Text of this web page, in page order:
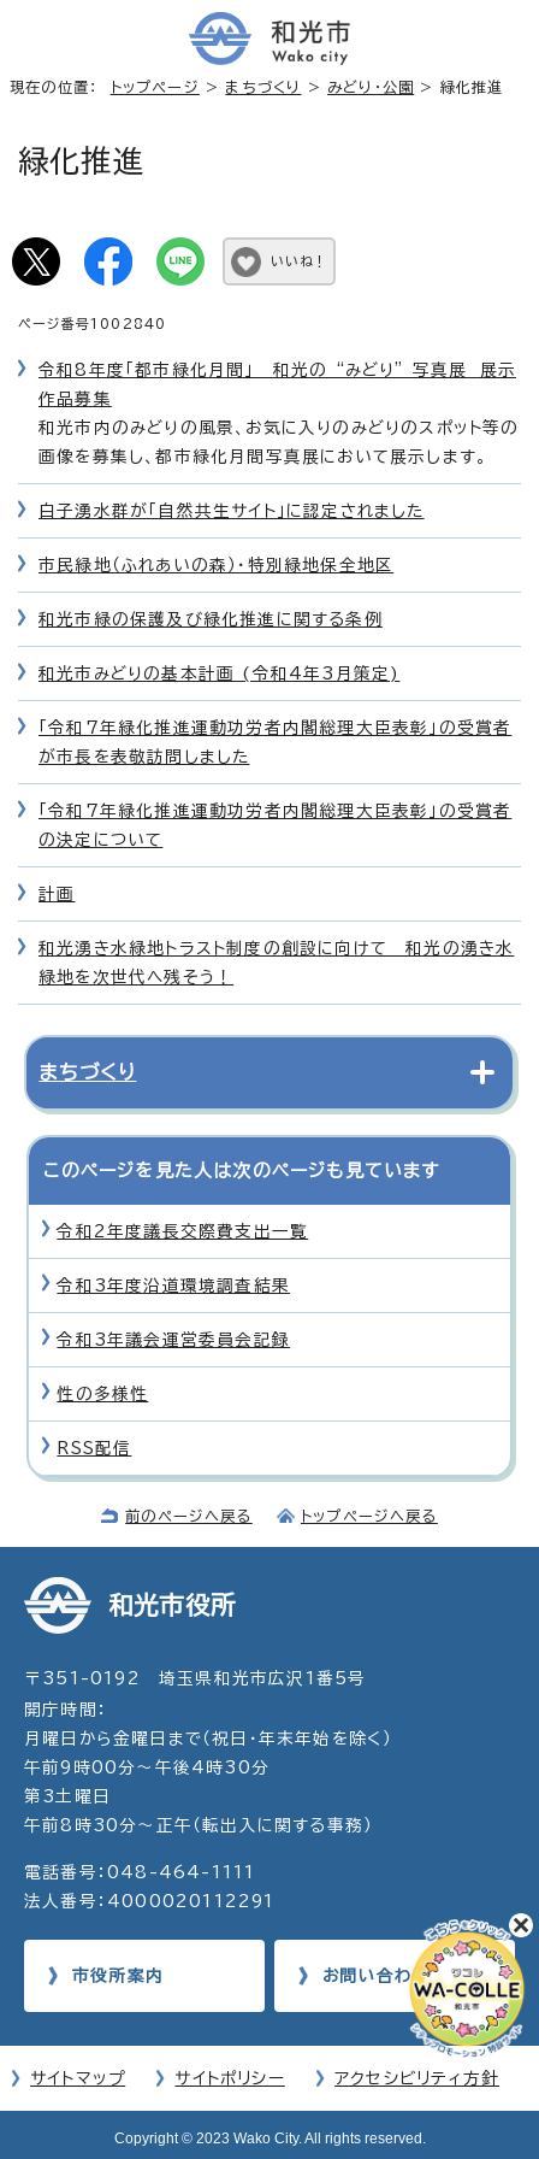
現在の位置： トップページ > まちづくり > みどり・公園 > 緑化推進
緑化推進
いいね！
ページ番号1002840
令和8年度「都市緑化月間」 和光の “みどり” 写真展 展示
作品募集
和光市内のみどりの風景、お気に入りのみどりのスポット等の
画像を募集し、都市緑化月間写真展において展示します。
白子湧水群が「自然共生サイト」に認定されました
市民緑地（ふれあいの森）・特別緑地保全地区
和光市緑の保護及び緑化推進に関する条例
和光市みどりの基本計画 (令和4年3月策定)
「令和7年緑化推進運動功労者内閣総理大臣表彰」の受賞者
が市長を表敬訪問しました
「令和7年緑化推進運動功労者内閣総理大臣表彰」の受賞者
の決定について
計画
和光湧き水緑地トラスト制度の創設に向けて 和光の湧き水
緑地を次世代へ残そう！
まちづくり
このページを見た人は次のページも見ています
令和2年度議長交際費支出一覧
令和3年度沿道環境調査結果
令和3年議会運営委員会記録
性の多様性
RSS配信
前のページへ戻る トップページへ戻る
和光市役所
〒351-0192 埼玉県和光市広沢1番5号
開庁時間：
月曜日から金曜日まで（祝日・年末年始を除く）
午前9時00分～午後4時30分
第3土曜日
午前8時30分～正午（転出入に関する事務）
電話番号：048-464-1111
法人番号：4000020112291
市役所案内 お問い合わせ
サイトマップ サイトポリシー アクセシビリティ方針
Copyright © 2023 Wako City. All rights reserved.